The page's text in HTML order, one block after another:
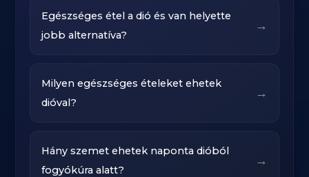
Egészséges étel a dió és van helyette
jobb alternatíva?
→
Milyen egészséges ételeket ehetek
dióval?
→
Hány szemet ehetek naponta dióból
fogyókúra alatt?
→